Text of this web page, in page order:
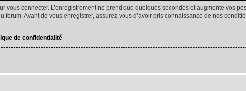
vous connecter. L’enregistrement ne prend que quelques secondes et augmente vos
forum. Avant de vous enregistrer, assurez-vous d’avoir pris connaissance de nos
de confidentialité